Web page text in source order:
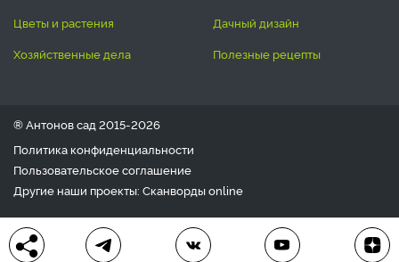
цветы и растения
дачный дизайн
хозяйственные дела
полезные рецепты
® Антонов сад 2015-2026
Политика конфиденциальности
Пользовательское соглашение
Другие наши проекты: Сканвордыonline
Любое использование материала допускается только с
письменного согласия редакции